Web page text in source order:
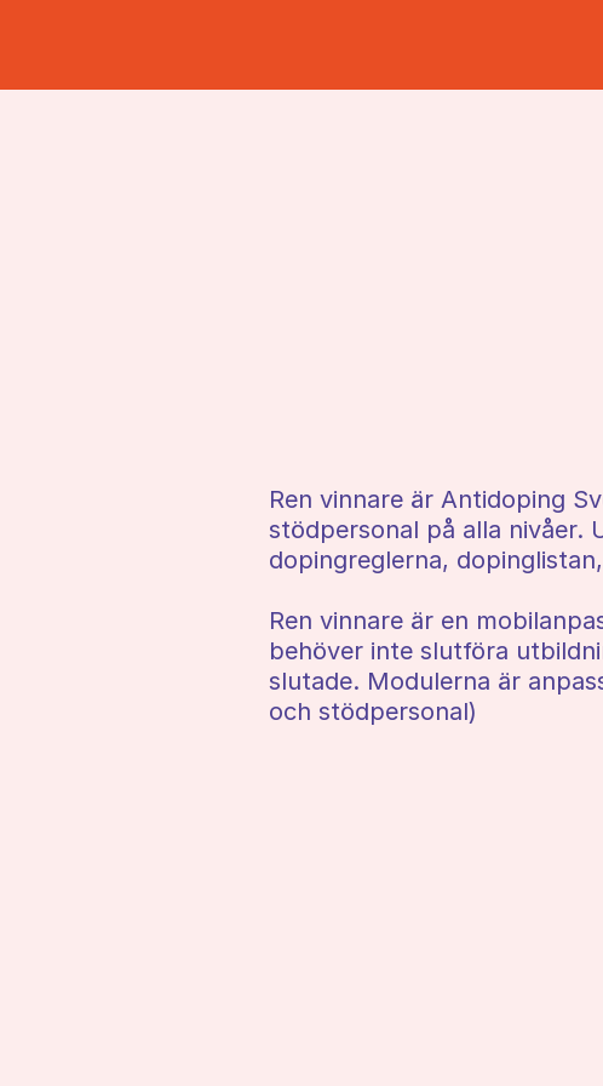
Ren vinnare är Antidoping
stödpersonal på alla nivåer.
dopingreglerna,
Ren vinnare är en
behöver inte slutföra
slutade. Modulerna är
och stödpersonal)